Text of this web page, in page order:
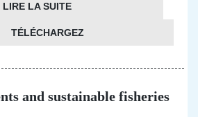
LIRE LA SUITE
TÉLÉCHARGEZ
and sustainable fisheries